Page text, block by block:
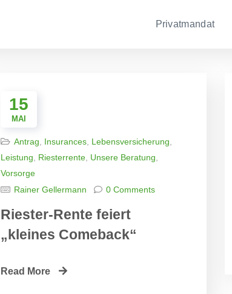
Privatmandat
15
MAI
Antrag Insurances Lebensversicherung
Leistung
Riesterrente Unsere Beratung
Vorsorge
Rainer Gellermann
0 Comments
Riester-Rente feiert
„kleines Comeback“
Read More